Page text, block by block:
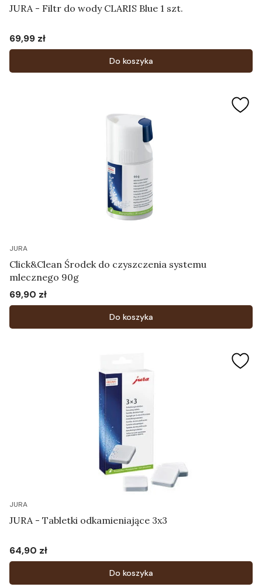
JURA - Filtr do wody CLARIS Blue 1 szt.
Cena
69,99 zł
Do koszyka
JURA
Click&Clean Środek do czyszczenia systemu
mlecznego 90g
Cena
69,90 zł
Do koszyka
JURA
JURA - Tabletki odkamieniające 3x3
Cena
64,90 zł
Do koszyka